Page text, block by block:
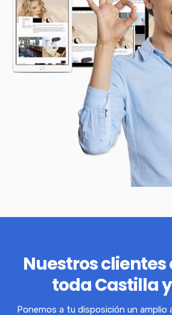
Nuestros clientes
toda Castilla
Ponemos a tu disposición un amplio